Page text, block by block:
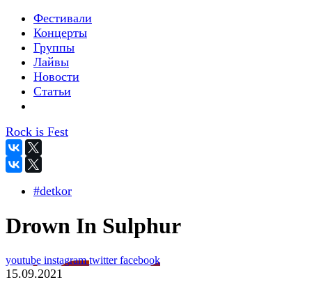
Фестивали
Концерты
Группы
Лайвы
Новости
Статьи
Rock is Fest
#detkor
Drown In Sulphur
youtube instagramtwitterfacebook
15.09.2021